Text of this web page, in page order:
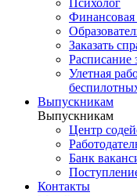
Психолог
Финансовая
Заказать
Расписание
Улетная
Выпускникам
Выпускникам
Центр
Банк
Контакты